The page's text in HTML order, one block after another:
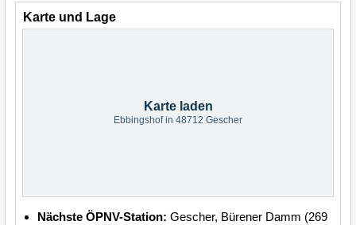
Karte und Lage
Karte laden
Ebbingshof in 48712 Gescher
Nächste ÖPNV-Station: Gescher, Bürener Damm (269